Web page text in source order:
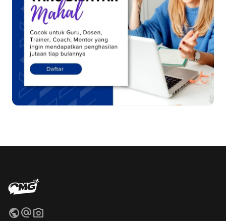
publicalternate_emailphoto_camera